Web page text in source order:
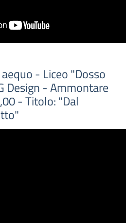
- Liceo "Dosso
Design - Ammontare
- Titolo: "Dal